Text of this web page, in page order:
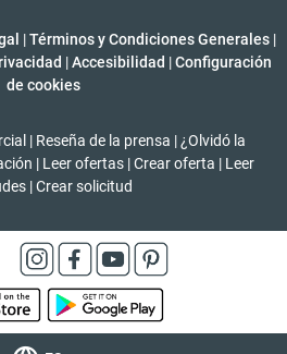
|Términos y Condiciones Generales |
| Accesibilidad | Configuración
de cookies
| Reseña de la prensa | ¿Olvidó la
| Leer ofertas | Crear oferta | Leer
|Crear solicitud